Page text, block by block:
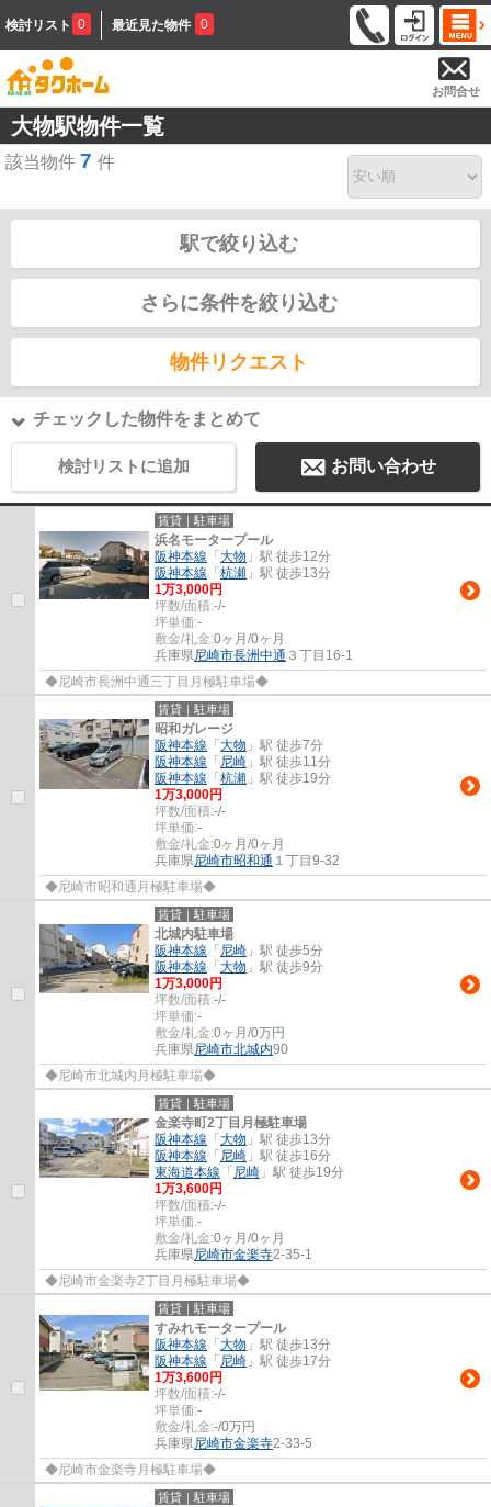
検討リスト 0 最近見た物件 0
お問合せ
大物駅物件一覧
該当物件 7 件
駅で絞り込む
さらに条件を絞り込む
物件リクエスト
チェックした物件をまとめて
検討リストに追加 お問い合わせ
賃貸｜駐車場
浜名モータープール
阪神本線 「 大物 」駅 徒歩12分
阪神本線 「 杭瀬 」駅 徒歩13分
1万3,000円
坪数/面積:-/-
坪単価:-
敷金/礼金:0ヶ月/0ヶ月
兵庫県尼崎市長洲中通 ３丁目16-1
◆尼崎市長洲中通三丁目月極駐車場◆
賃貸｜駐車場
昭和ガレージ
阪神本線 「 大物 」駅 徒歩7分
阪神本線 「 尼崎 」駅 徒歩11分
阪神本線 「 杭瀬 」駅 徒歩19分
1万3,000円
坪数/面積:-/-
坪単価:-
敷金/礼金:0ヶ月/0ヶ月
兵庫県尼崎市昭和通 １丁目9-32
◆尼崎市昭和通月極駐車場◆
賃貸｜駐車場
北城内駐車場
阪神本線 「 尼崎 」駅 徒歩5分
阪神本線 「 大物 」駅 徒歩9分
1万3,000円
坪数/面積:-/-
坪単価:-
敷金/礼金:0ヶ月/0万円
兵庫県尼崎市北城内90
◆尼崎市北城内月極駐車場◆
賃貸｜駐車場
金楽寺町2丁目月極駐車場
阪神本線 「 大物 」駅 徒歩13分
阪神本線 「 尼崎 」駅 徒歩16分
東海道本線 「 尼崎 」駅 徒歩19分
1万3,600円
坪数/面積:-/-
坪単価:-
敷金/礼金:0ヶ月/0ヶ月
兵庫県尼崎市金楽寺2-35-1
◆尼崎市金楽寺2丁目月極駐車場◆
賃貸｜駐車場
すみれモータープール
阪神本線 「 大物 」駅 徒歩13分
阪神本線 「 尼崎 」駅 徒歩17分
1万3,600円
坪数/面積:-/-
坪単価:-
敷金/礼金:-/0万円
兵庫県尼崎市金楽寺2-33-5
◆尼崎市金楽寺月極駐車場◆
賃貸｜駐車場